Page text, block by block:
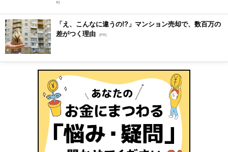
R]
「え、こんなに違うの!?」マンション売却で、数百万の
差がつく理由 [PR]